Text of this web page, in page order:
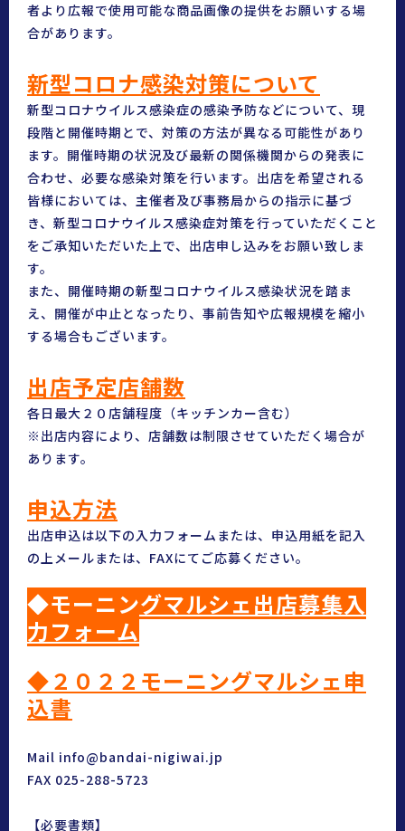
者より広報で使用可能な商品画像の提供をお願いする場
合があります。
新型コロナ感染対策について
新型コロナウイルス感染症の感染予防などについて、現
段階と開催時期とで、対策の方法が異なる可能性があり
ます。開催時期の状況及び最新の関係機関からの発表に
合わせ、必要な感染対策を行います。出店を希望される
皆様においては、主催者及び事務局からの指示に基づ
き、新型コロナウイルス感染症対策を行っていただくこと
をご承知いただいた上で、出店申し込みをお願い致しま
す。
また、開催時期の新型コロナウイルス感染状況を踏ま
え、開催が中止となったり、事前告知や広報規模を縮小
する場合もございます。
出店予定店舗数
各日最大２０店舗程度（キッチンカー含む）
※出店内容により、店舗数は制限させていただく場合が
あります。
申込方法
出店申込は以下の入力フォームまたは、申込用紙を記入
の上メールまたは、FAXにてご応募ください。
◆モーニングマルシェ出店募集入
力フォーム
◆２０２２モーニングマルシェ申
込書
Mail info@bandai-nigiwai.jp
FAX 025-288-5723
【必要書類】